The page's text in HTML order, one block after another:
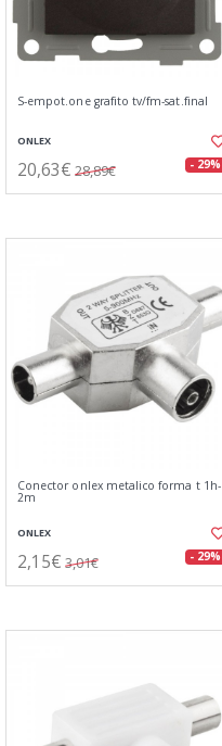
S-empot.one grafito tv/fm-sat.final
ONLEX
20,63€ 28,89€ - 29%
Conector onlex metalico forma t 1h-
2m
ONLEX
2,15€ 3,01€ - 29%